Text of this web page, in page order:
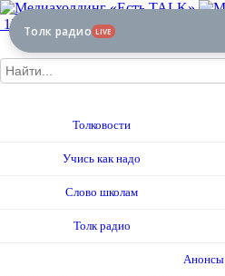
12+
Толковости
Учись как надо
Слово школам
Толк радио
Анонсы
Толк радио LIVE